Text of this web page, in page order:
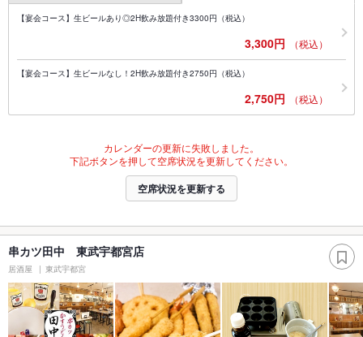
【宴会コース】生ビールあり◎2H飲み放題付き3300円（税込）
3,300円 （税込）
【宴会コース】生ビールなし！2H飲み放題付き2750円（税込）
2,750円 （税込）
カレンダーの更新に失敗しました。
下記ボタンを押して空席状況を更新してください。
空席状況を更新する
串カツ田中 東武宇都宮店
居酒屋 東武宇都宮